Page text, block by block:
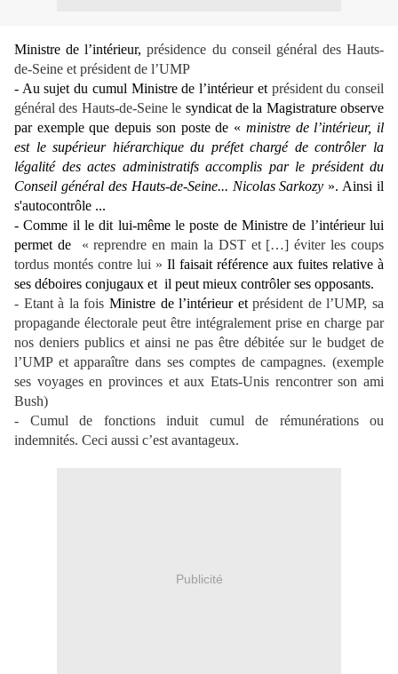
Ministre de l’intérieur,présidence du conseil général des Hauts-
de-Seine et président de l’UMP
- Au sujet du cumul Ministre de l’intérieur et président du conseil
général des Hauts-de-Seine le syndicat de la Magistrature observe
par exemple que depuis son poste de « ministre de l’intérieur, il
est le supérieur hiérarchique du préfet chargé de contrôler la
légalité des actes administratifs accomplis par le président du
Conseil général des Hauts-de-Seine... Nicolas Sarkozy ». Ainsi il
s'autocontrôle ...
- Comme il le dit lui-même le poste de Ministre de l’intérieur lui
permet de
« reprendre en main la DST et […] éviter les coups
tordus montés contre lui » Il faisait référence aux fuites relative à
ses déboires conjugaux et il peut mieux contrôler ses opposants.
- Etant à la fois Ministre de l’intérieur etprésident de l’UMP, sa
propagande électorale peut être intégralement prise en charge par
nos deniers publics et ainsi ne pas être débitée sur le budget de
l’UMP et apparaître dans ses comptes de campagnes. (exemple
ses voyages en provinces et aux Etats-Unis rencontrer son ami
Bush)
- Cumul de fonctions induit cumul de rémunérations ou
indemnités. Ceci aussi c’est avantageux.
Publicité